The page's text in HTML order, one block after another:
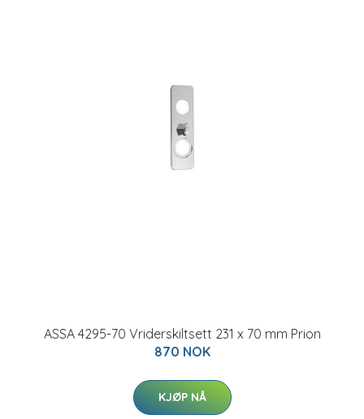
ASSA 4295-70 Vriderskiltsett 231 x 70 mm Prion
870 NOK
KJØP NÅ